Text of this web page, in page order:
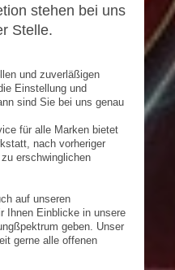
stehen bei uns
Stelle.
und zuverläßigen
Einstellung und
sind Sie bei uns genau
für alle Marken bietet
nach vorheriger
erschwinglichen
auf unseren
Ihnen Einblicke in unsere
geben. Unser
gerne alle offenen